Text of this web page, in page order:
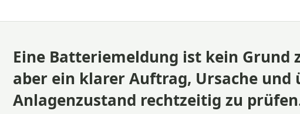
Eine Batteriemeldung ist kein Grund
aber ein klarer Auftrag, Ursache und
Anlagenzustand rechtzeitig zu